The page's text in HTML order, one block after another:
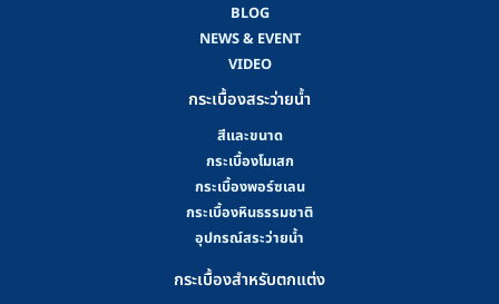
BLOG
NEWS & EVENT
VIDEO
กระเบื้องสระว่ายน้ำ
สีและขนาด
กระเบื้องโมเสก
กระเบื้องพอร์ซเลน
กระเบื้องหินธรรมชาติ
อุปกรณ์สระว่ายน้ำ
กระเบื้องสำหรับตกแต่ง